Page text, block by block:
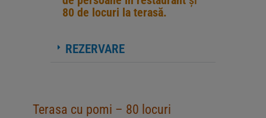
80 de locuri la terasă.
REZERVARE
Terasa cu pomi – 80 locuri